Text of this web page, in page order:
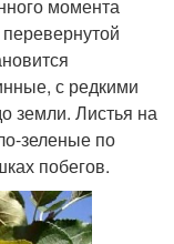
момента
с редкими
земли. Листья на
зеленые по
побегов.